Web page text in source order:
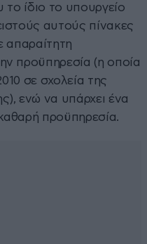
το ίδιο το υπουργείο
αυτούς πίνακες
απαραίτητη
προϋπηρεσία (η οποία
σε σχολεία της
ενώ να υπάρχει ένα
προϋπηρεσία.